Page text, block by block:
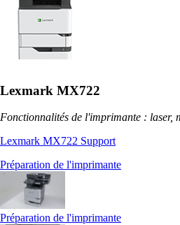
Lexmark MX722
Fonctionnalités de l'imprimante : laser,
Lexmark MX722 Support
Préparation de l'imprimante
Préparation de l'imprimante